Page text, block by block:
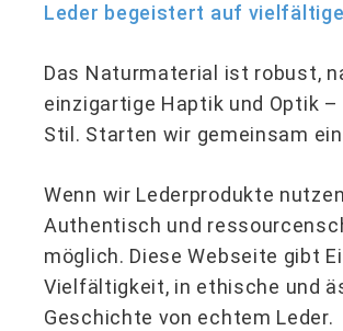
Leder begeistert auf
Das Naturmaterial ist robust,
einzigartige Haptik und Optik
Stil. Starten wir gemeinsam
Wenn wir Lederprodukte
Authentisch und
möglich. Diese Webseite gibt
Vielfältigkeit, in ethische und
Geschichte von echtem Leder.